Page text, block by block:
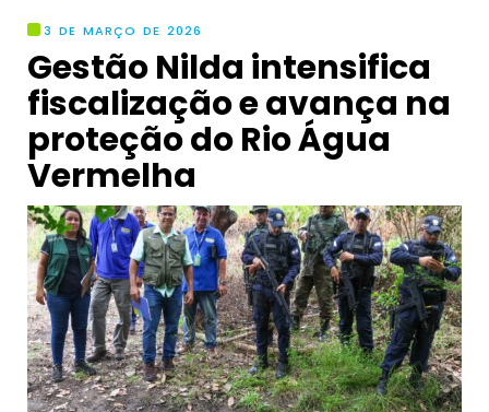
3 DE MARÇO DE 2026
Gestão Nilda intensifica
fiscalização e avança na
proteção do Rio Água
Vermelha